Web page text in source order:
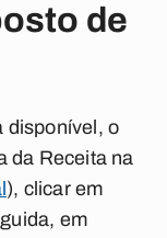
de
disponível, o
da Receita na
), clicar em
em